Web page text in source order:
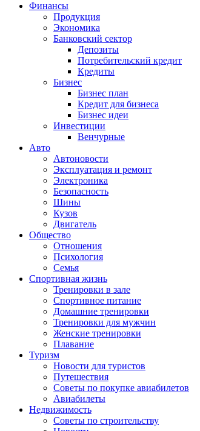
Финансы
Продукция
Экономика
Банковский сектор
Депозиты
Потребительский кредит
Кредиты
Бизнес
Бизнес план
Кредит для бизнеса
Бизнес идеи
Инвестиции
Венчурные
Авто
Автоновости
Эксплуатация и ремонт
Электроника
Безопасность
Шины
Кузов
Двигатель
Общество
Отношения
Психология
Семья
Спортивная жизнь
Тренировки в зале
Спортивное питание
Домашние тренировки
Тренировки для мужчин
Женские тренировки
Плавание
Туризм
Новости для туристов
Путешествия
Советы по покупке авиабилетов
Авиабилеты
Недвижимость
Советы по строительству